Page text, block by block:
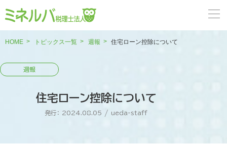
HOME トピックス一覧 週報 住宅ローン控除について
住宅ローン控除について
発行： 2024.08.05 / ueda-staff